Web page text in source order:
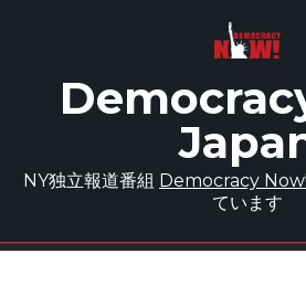
NY独立報道番組 Democracy Now!
ています